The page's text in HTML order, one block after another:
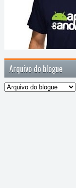
Arquivo do blogue